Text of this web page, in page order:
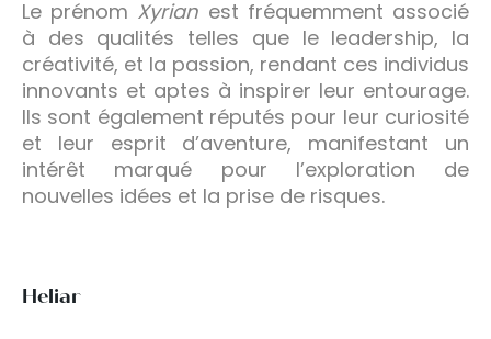
Le prénom Xyrian est fréquemment associé
à des qualités telles que le leadership, la
créativité, et la passion, rendant ces individus
innovants et aptes à inspirer leur entourage.
Ils sont également réputés pour leur curiosité
et leur esprit d’aventure, manifestant un
intérêt marqué pour l’exploration de
nouvelles idées et la prise de risques.
Heliar